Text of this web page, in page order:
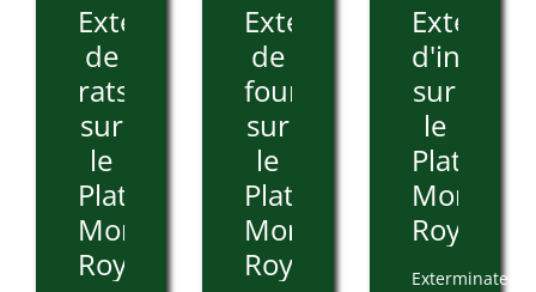
Extermination
de
rats
sur
le
Plateau
Mont-
Royal
Extermination
de
fourmis
sur
le
Plateau
Mont-
Royal
sur
le
Plateau
Mont-
Royal
Exterminateur